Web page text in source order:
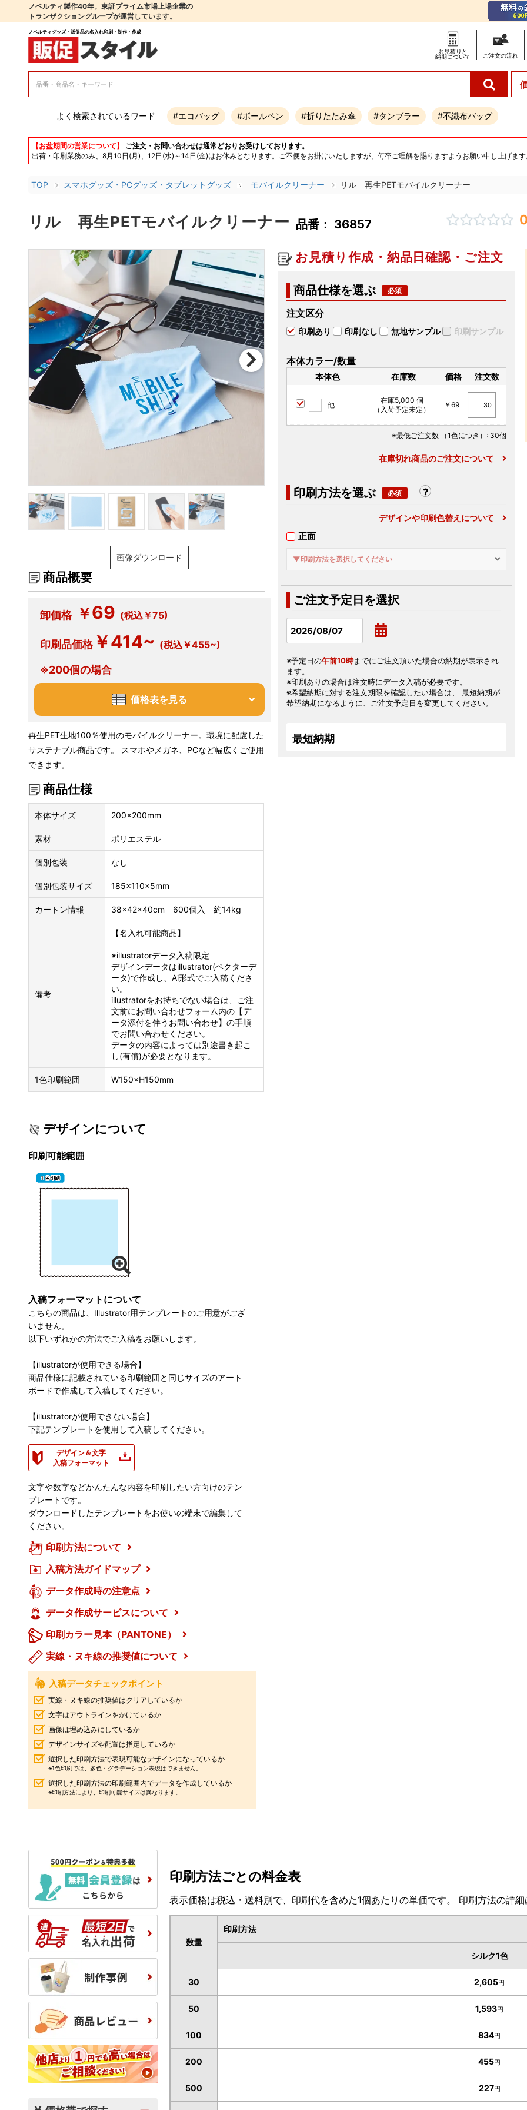
ノベルティ製作40年。東証プライム市場上場企業の
トランザクショングループが運営しています。
ノベルティグッズ・販促品の名入れ印刷・制作・作成
お見積りと
納期について
ご注文の流れ
よく検索されているワード #エコバッグ #ボールペン #折りたたみ傘 #タンブラー #不織布バッグ
【お盆期間の営業について】
ご注文・お問い合わせは通常どおりお受けしております。
出荷・印刷業務のみ、8月10日(月)、12日(水)～14日(金)はお休みとなります。ご不便をお掛けいたしますが、何卒ご理解を賜りますようお願い申し上げま
TOP スマホグッズ・PCグッズ・タブレットグッズ モバイルクリーナー リル 再生PETモバイルクリーナー
リル 再生PETモバイルクリーナー 品番： 36857
画像ダウンロード
商品概要
卸価格 ￥69 (税込￥75)
印刷品価格￥414~ (税込￥455~)
※200個の場合
価格表を見る
再生PET生地100％使用のモバイルクリーナー。環境に配慮した
サステナブル商品です。 スマホやメガネ、PCなど幅広くご使用
できます。
商品仕様
本体サイズ 200×200mm
素材 ポリエステル
個別包装 なし
個別包装サイズ 185×110×5mm
カートン情報 38×42×40cm 600個入 約14kg
備考
【名入れ可能商品】
※illustratorデータ入稿限定
デザインデータはillustrator(ベクターデ
ータ)で作成し、Ai形式でご入稿くださ
い。
illustratorをお持ちでない場合は、ご注
文前にお問い合わせフォーム内の【デ
ータ添付を伴うお問い合わせ】の手順
でお問い合わせください。
データの内容によっては別途書き起こ
し(有償)が必要となります。
1色印刷範囲 W150×H150mm
デザインについて
印刷可能範囲
入稿フォーマットについて
こちらの商品は、Illustrator用テンプレートのご用意がござ
いません。
以下いずれかの方法でご入稿をお願いします。
【illustratorが使用できる場合】
商品仕様に記載されている印刷範囲と同じサイズのアート
ボードで作成して入稿してください。
【illustratorが使用できない場合】
下記テンプレートを使用して入稿してください。
デザイン＆文字
入稿フォーマット
文字や数字などかんたんな内容を印刷したい方向けのテン
プレートです。
ダウンロードしたテンプレートをお使いの端末で編集して
ください。
印刷方法について
入稿方法ガイドマップ
データ作成時の注意点
データ作成サービスについて
印刷カラー見本（PANTONE）
実線・ヌキ線の推奨値について
入稿データチェックポイント
実線・ヌキ線の推奨値はクリアしているか
文字はアウトラインをかけているか
画像は埋め込みにしているか
デザインサイズや配置は指定しているか
選択した印刷方法で表現可能なデザインになっているか
※1色印刷では、多色・グラデーション表現はできません。
選択した印刷方法の印刷範囲内でデータを作成しているか
※印刷方法により、印刷可能サイズは異なります。
お見積り作成・納品日確認・ご注文
商品仕様を選ぶ
注文区分
印刷あり 印刷なし 無地サンプル 印刷サンプル
本体カラー/数量
本体色 在庫数 価格 注文数
他
在庫5,000 個
（入荷予定未定）
￥69
※最低ご注文数 （1色につき） : 30個
在庫切れ商品のご注文について
印刷方法を選ぶ
デザインや印刷色替えについて
正面
▼印刷方法を選択してください
ご注文予定日を選択
※予定日の午前10時までにご注文頂いた場合の納期が表示され
ます。
※印刷ありの場合は注文時にデータ入稿が必要です。
※希望納期に対する注文期限を確認したい場合は、 最短納期が
希望納期になるように、ご注文予定日を変更してください。
最短納期
印刷方法ごとの料金表
表示価格は税込・送料別で、印刷代を含めた1個あたりの単価です。 印刷方法の詳
数量
印刷方法
シルク1色
30 2,605円
50 1,593円
100 834円
200 455円
500 227円